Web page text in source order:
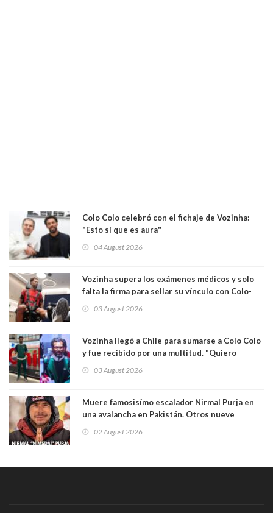
Colo Colo celebró con el fichaje de Vozinha:
"Esto sí que es aura"
04 August 2026
Vozinha supera los exámenes médicos y solo
falta la firma para sellar su vínculo con Colo-
03 August 2026
Vozinha llegó a Chile para sumarse a Colo Colo
y fue recibido por una multitud. "Quiero
hinchas"
03 August 2026
Muere famosisímo escalador Nirmal Purja en
una avalancha en Pakistán. Otros nueve
02 August 2026